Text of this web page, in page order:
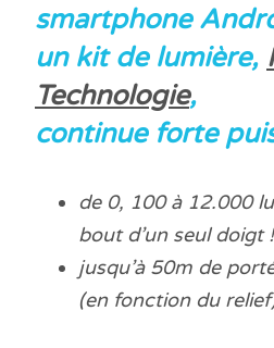
smartphone
un kit de lumière,
Technologie,
continue forte
de 0, 100 à 12.000
bout d’un seul doigt !
jusqu’à 50m de
(en fonction du